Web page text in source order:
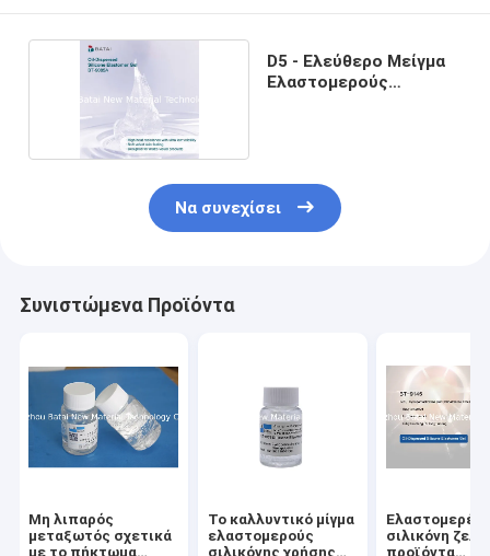
D5 - Ελεύθερο Μείγμα
Ελαστομερούς
Να συνεχίσει
Συνιστώμενα Προϊόντα
Μη λιπαρός
μεταξωτός σχετικά
με το πήκτωμα
Το καλλυντικό μίγμα
ελαστομερούς
σιλικόνης χρήσης
Ελαστομερές
σιλικόνη ζελέ
προϊόντα